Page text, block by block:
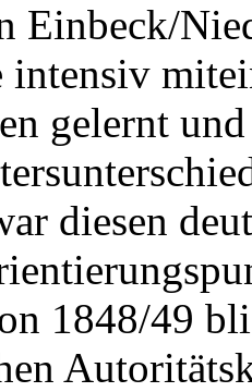
Einbeck/
intensiv
gelernt
diesen
1848/49